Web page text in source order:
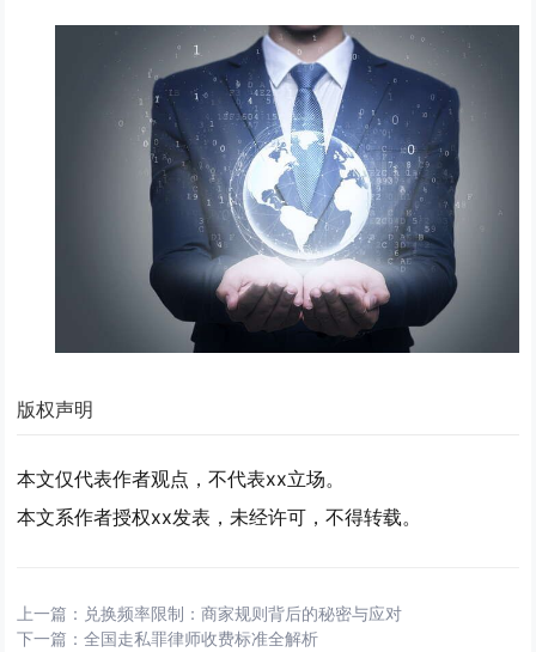
版权声明
本文仅代表作者观点，不代表xx立场。
本文系作者授权xx发表，未经许可，不得转载。
上一篇： 兑换频率限制：商家规则背后的秘密与应对
下一篇：全国走私罪律师收费标准全解析